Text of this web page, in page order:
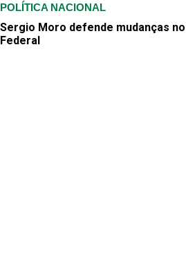
POLÍTICA NACIONAL
Sergio Moro defende mudanças
Federal